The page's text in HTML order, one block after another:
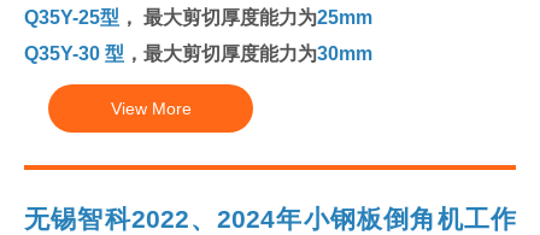
Q35Y-25型 ， 最大剪切厚度能力为25mm
Q35Y-30 型 ，最大剪切厚度能力为30mm
View More
无锡智科2022、2024年小钢板倒角机工作